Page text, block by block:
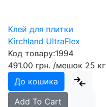
Клей для плитки
Kirchland UltraFlex
Код товару:1994
491.00 грн. /мешок 25 кг
До кошика
Add To Cart